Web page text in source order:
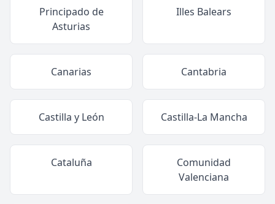
Principado de
Asturias
Illes Balears
Canarias Cantabria
Castilla y León Castilla-La Mancha
Cataluña
Comunidad
Valenciana